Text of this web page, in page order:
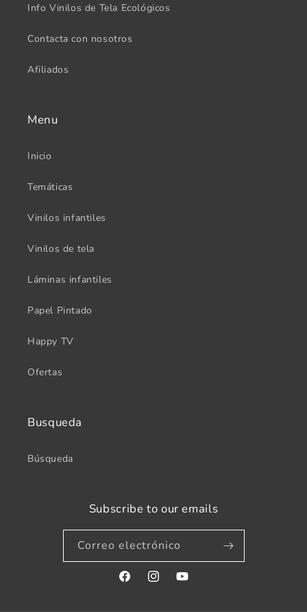
Info Vinilos de Tela Ecológicos
Contacta con nosotros
Afiliados
Menu
Inicio
Temáticas
Vinilos infantiles
Vinilos de tela
Láminas infantiles
Papel Pintado
Happy TV
Ofertas
Busqueda
Búsqueda
Subscribe to our emails
Correo electrónico
FacebookInstagramYouTube